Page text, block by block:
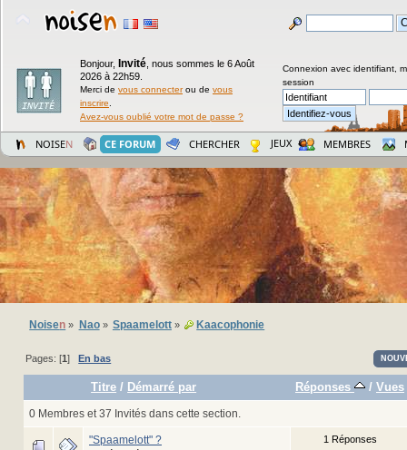
Bonjour, Invité nous sommes le 6 Août
2026 à 22h59.
Merci de vous connecterou de vous
inscrire
Avez-vous oublié votre mot de passe ?
Connexion avec identifiant,
session
NOISEN CE FORUM CHERCHER JEUX MEMBRES
Noisen » Nao» Spaamelott» Kaacophonie
Pages: [1]En bas
Titre / Démarré par Réponses / Vues
0 Membres et 37 Invités dans cette section.
"Spaamelott" ?
1 Réponses